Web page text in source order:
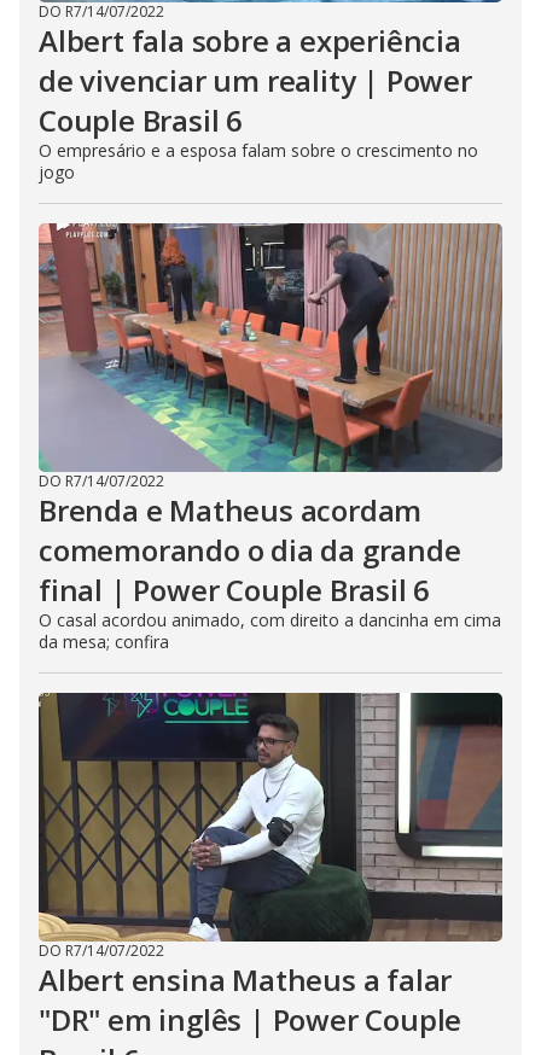
DO R7/14/07/2022
Albert fala sobre a experiência
de vivenciar um reality | Power
Couple Brasil 6
O empresário e a esposa falam sobre o crescimento no
jogo
DO R7/14/07/2022
Brenda e Matheus acordam
comemorando o dia da grande
final | Power Couple Brasil 6
O casal acordou animado, com direito a dancinha em cima
da mesa; confira
DO R7/14/07/2022
Albert ensina Matheus a falar
"DR" em inglês | Power Couple